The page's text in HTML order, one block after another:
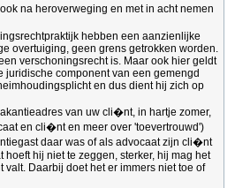
na heroverweging en met in acht nemen
hebben een aanzienlijke
overtuiging, geen grens getrokken worden.
verschoningsrecht is. Maar ook hier geldt
component van een gemengd
en dus dient hij zich op
van uw cli�nt, in hartje zomer,
en cli�nt en meer over 'toevertrouwd')
daar was of als advocaat zijn cli�nt
hij niet te zeggen, sterker, hij mag het
Daarbij doet het er immers niet toe of